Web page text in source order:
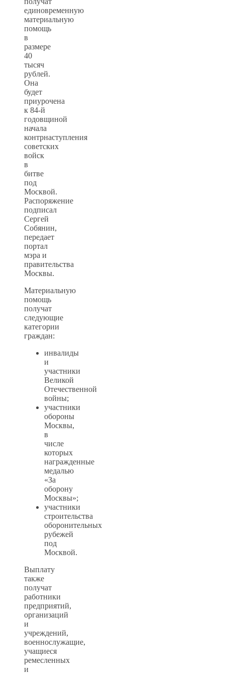
единовременную
материальную
помощь
в
размере
40
тысяч
рублей.
Она
будет
приурочена
к 84-й
годовщиной
начала
контрнаступления
советских
войск
в
битве
под
Москвой.
Распоряжение
подписал
Сергей
Собянин,
передает
портал
мэра и
правительства
Москвы.
Материальную
помощь
получат
следующие
категории
граждан:
инвалиды
и
участники
Великой
Отечественной
войны;
участники
обороны
Москвы,
в
числе
которых
награжденные
медалью
«За
оборону
Москвы»;
участники
строительства
оборонительных
рубежей
под
Москвой.
Выплату
также
получат
работники
предприятий,
организаций
и
учреждений,
военнослужащие,
учащиеся
ремесленных
и